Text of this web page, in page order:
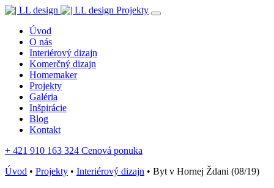
Projekty
Úvod
O nás
Interiérový dizajn
Komerčný dizajn
Homemaker
Projekty
Galéria
Inšpirácie
Blog
Kontakt
+ 421 910 163 324 Cenová ponuka
Úvod • Projekty • Interiérový dizajn • Byt v Hornej Ždani (08/19)